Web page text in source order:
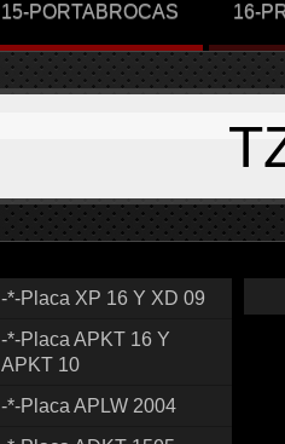
15-PORTABROCAS 16-
-*-Placa XP 16 Y XD 09
-*-Placa APKT 16 Y
APKT 10
-*-Placa APLW 2004